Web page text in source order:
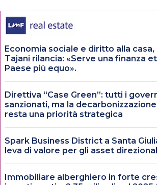
Economia sociale e diritto alla
Tajani rilancia: «Serve una finanza
Paese più equo».
Direttiva “Case Green”: tutti i
sanzionati, ma la
resta una priorità strategica
Spark Business District a Santa
leva di valore per gli asset
Immobiliare alberghiero in forte